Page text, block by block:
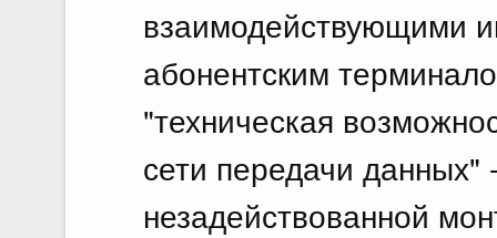
взаимодействующими
абонентским
"техническая
сети передачи
незадействованной